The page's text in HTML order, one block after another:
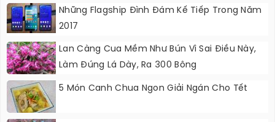
Những Flagship Đình Đám Kế Tiếp Trong Năm
2017
Lan Càng Cua Mềm Như Bún Vì Sai Điều Này,
Làm Đúng Lá Dày, Ra 300 Bông
5 Món Canh Chua Ngon Giải Ngán Cho Tết